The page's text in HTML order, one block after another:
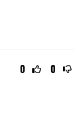
0 0